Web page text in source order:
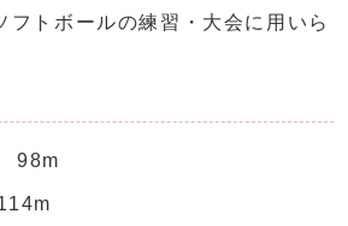
フトボールの練習・大会に用いら